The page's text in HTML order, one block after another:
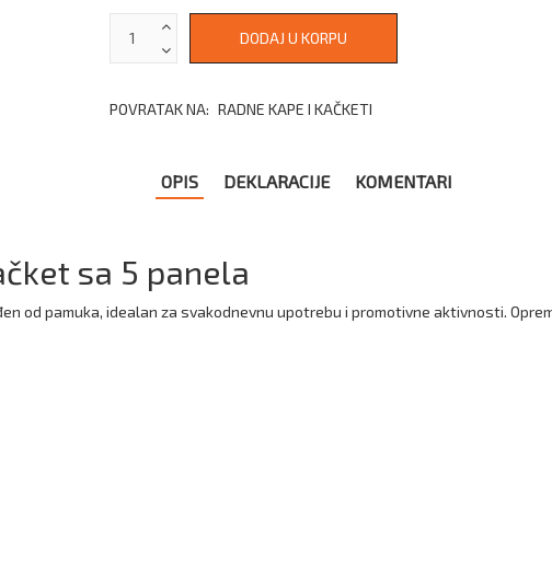
POVRATAK NA: RADNE KAPE I KAČKETI
OPIS DEKLARACIJE KOMENTARI
sa 5 panela
od pamuka, idealan za svakodnevnu upotrebu i promotivne aktivnosti.